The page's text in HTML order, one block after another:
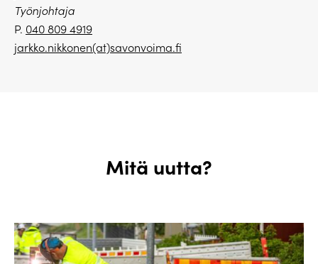
Työnjohtaja
P. 040 809 4919
jarkko.nikkonen(at)savonvoima.fi
Mitä uutta?